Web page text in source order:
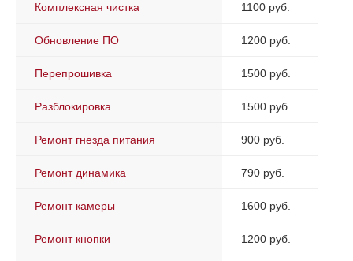
Комплексная чистка 1100 руб.
Обновление ПО 1200 руб.
Перепрошивка 1500 руб.
Разблокировка 1500 руб.
Ремонт гнезда питания 900 руб.
Ремонт динамика 790 руб.
Ремонт камеры 1600 руб.
Ремонт кнопки 1200 руб.